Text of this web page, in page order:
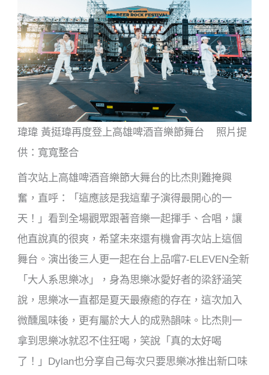
瑋瑋 黃挺瑋再度登上高雄啤酒音樂節舞台 照片提
供：寬寬整合
首次站上高雄啤酒音樂節大舞台的比杰則難掩興
奮，直呼：「這應該是我這輩子演得最開心的一
天！」看到全場觀眾跟著音樂一起揮手、合唱，讓
他直說真的很爽，希望未來還有機會再次站上這個
舞台。演出後三人更一起在台上品嚐7-ELEVEN全新
「大人系思樂冰」，身為思樂冰愛好者的梁舒涵笑
說，思樂冰一直都是夏天最療癒的存在，這次加入
微醺風味後，更有屬於大人的成熟韻味。比杰則一
拿到思樂冰就忍不住狂喝，笑說「真的太好喝
了！」Dylan也分享自己每次只要思樂冰推出新口味